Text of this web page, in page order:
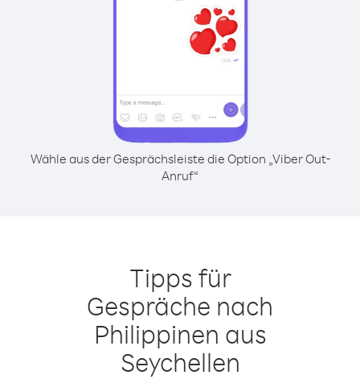
Wähle aus der Gesprächsleiste die Option „Viber Out-
Anruf“
Tipps für
Gespräche nach
Philippinen aus
Seychellen